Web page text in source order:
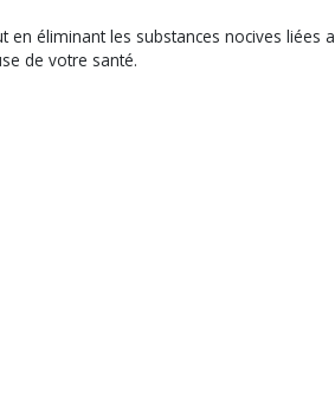
éliminant les substances nocives liées
de votre santé.